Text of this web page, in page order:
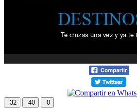
32 40 0